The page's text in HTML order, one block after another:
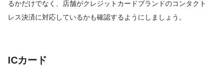
るかだけでなく、店舗がクレジットカードブランドのコンタクト
レス決済に対応しているかも確認するようにしましょう。
ICカード